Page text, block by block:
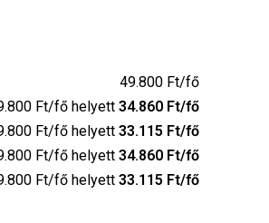
49.800 Ft/fő
Ft/fő helyett 34.860 Ft/fő
Ft/fő helyett 33.115 Ft/fő
Ft/fő helyett 34.860 Ft/fő
Ft/fő helyett 33.115 Ft/fő